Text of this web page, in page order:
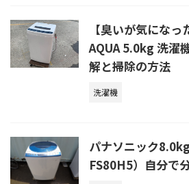
【臭いが気になっ
AQUA 5.0kg 洗濯
解と掃除の方法
洗濯機
パナソニック
FS80H5）自分で